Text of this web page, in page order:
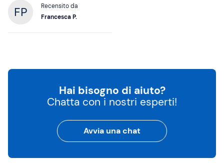
Recensito da
Francesca P.
Hai bisogno di aiuto?
Chatta con i nostri esperti!
Avvia una chat